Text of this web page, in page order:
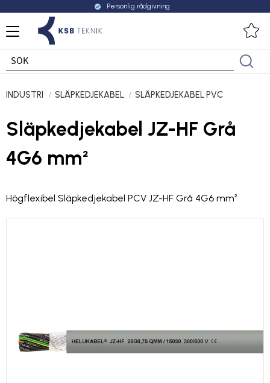
Meny
check_circle Personlig rådgivning
INDUSTRI SLÄPKEDJEKABEL SLÄPKEDJEKABEL PVC
Släpkedjekabel JZ-HF Grå
4G6 mm²
Högflexibel Släpkedjekabel PCV JZ-HF Grå 4G6 mm²